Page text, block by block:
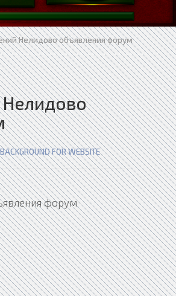
Нелидово объявления форум
FOR WEBSITE
форум